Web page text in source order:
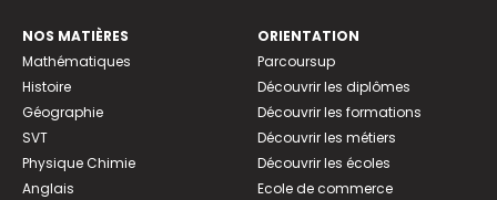
NOS MATIÈRES
Mathématiques
Histoire
Géographie
SVT
Physique Chimie
Anglais
ORIENTATION
Parcoursup
Découvrir les diplômes
Découvrir les formations
Découvrir les métiers
Découvrir les écoles
Ecole de commerce